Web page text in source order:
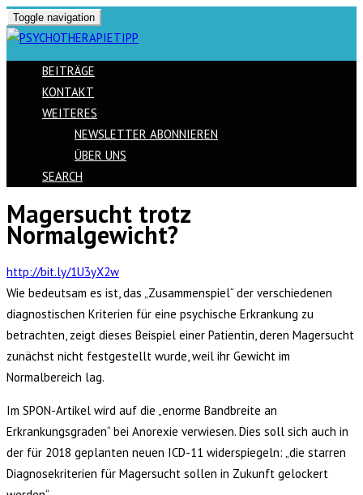
Toggle navigation
BEITRÄGE
KONTAKT
WEITERES
NEWSLETTER ABONNIEREN
ÜBER UNS
SEARCH
Skip
to
Magersucht trotz
Normalgewicht?
http://bit.ly/1U3yX2w
Wie bedeutsam es ist, das „Zusammenspiel“ der verschiedenen
diagnostischen Kriterien für eine psychische Erkrankung zu
betrachten, zeigt dieses Beispiel einer Patientin, deren Magersucht
zunächst nicht festgestellt wurde, weil ihr Gewicht im
Normalbereich lag.
Im SPON-Artikel wird auf die „enorme Bandbreite an
Erkrankungsgraden“ bei Anorexie verwiesen. Dies soll sich auch in
der für 2018 geplanten neuen ICD-11 widerspiegeln: „die starren
Diagnosekriterien für Magersucht sollen in Zukunft gelockert